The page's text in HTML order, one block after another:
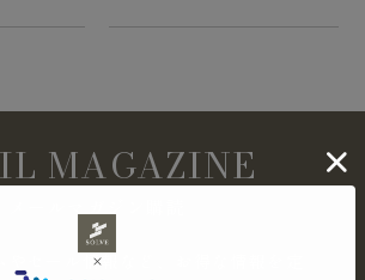
MAGAZINE
メールマガジン購読
やセール情報など、お得な情報を定